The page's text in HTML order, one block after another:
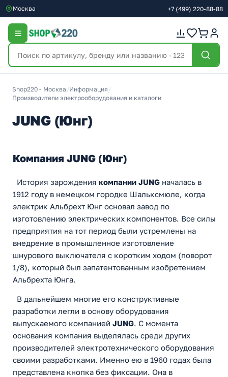
Москва +7 (499) 220-88-88
Shop220 - Москва /Информация /
Производители электрооборудования и каталоги
JUNG (Юнг)
Компания JUNG (Юнг)
История зарождения компании JUNG началась в
1912 году в немецком городке Шальксмюле, когда
электрик Альбрехт Юнг основал завод по
изготовлению электрических компонентов. Все силы
предприятия на тот период были устремлены на
внедрение в промышленное изготовление
шнурового выключателя с коротким ходом (поворот
1/8), который был запатентованным изобретением
Альбрехта Юнга.
В дальнейшем многие его конструктивные
разработки легли в основу оборудования
выпускаемого компанией JUNG. С момента
основания компания выделялась среди других
производителей электротехнического оборудования
своими разработками. Именно ею в 1960 годах была
представлена кнопка без фиксации. Она в